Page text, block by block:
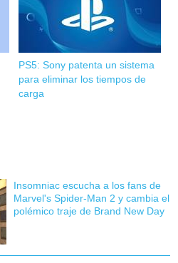
PS5: Sony patenta un sistema
para eliminar los tiempos de
carga
Insomniac escucha a los fans de
Marvel's Spider-Man 2 y cambia el
polémico traje de Brand New Day